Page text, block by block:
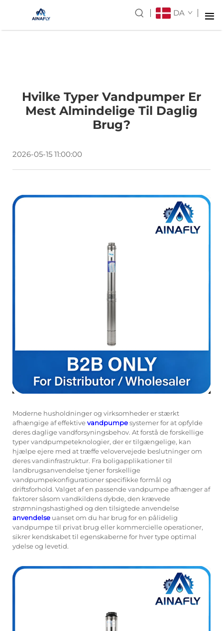
DA
Hvilke Typer Vandpumper Er
Mest Almindelige Til Daglig
Brug?
2026-05-15 11:00:00
Moderne husholdninger og virksomheder er stærkt
afhængige af effektivevandpumpesystemer for at opfylde
deres daglige vandforsyningsbehov. At forstå de forskellige
typer vandpumpeteknologier, der er tilgængelige, kan
hjælpe ejere med at træffe velovervejede beslutninger om
deres vandinfrastruktur. Fra boligapplikationer til
landbrugsanvendelse tjener forskellige
vandpumpekonfigurationer specifikke formål og
driftsforhold. Valget af en passende vandpumpe afhænger af
faktorer såsom vandkildens dybde, den krævede
strømningshastighed og den tilsigtede anvendelse
anvendelse uanset om du har brug for en pålidelig
vandpumpe til privat brug eller kommercielle operationer,
sikrer kendskabet til egenskaberne for hver type optimal
ydelse og levetid.